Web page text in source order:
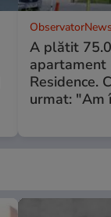
A plătit
apartament
Residence.
urmat: "Am